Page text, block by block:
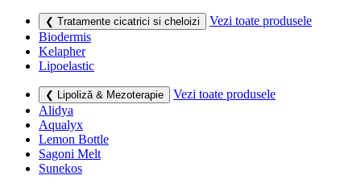
❮ Tratamente cicatrici si cheloizi
Vezi toate produsele
Biodermis
Kelapher
Lipoelastic
❮ Lipoliză & Mezoterapie
Vezi toate produsele
Alidya
Aqualyx
Lemon Bottle
Sagoni Melt
Sunekos